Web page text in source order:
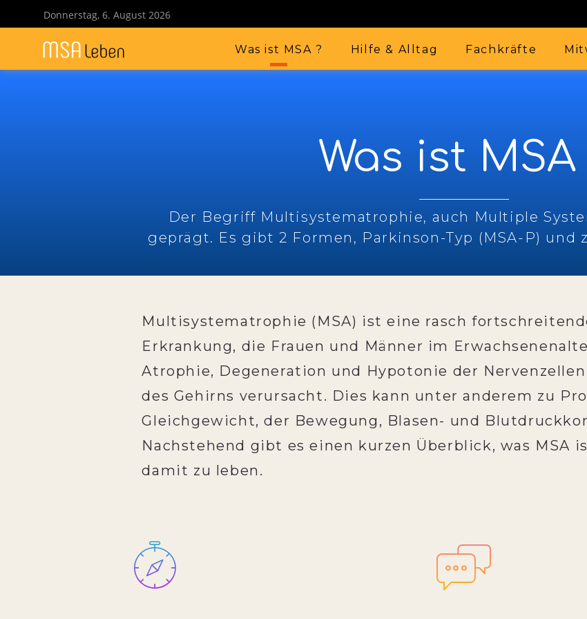
Donnerstag, 6. August 2026
Was ist MSA ? Hilfe & Alltag Fachkräfte
Was ist MSA
Der Begriff Multisystematrophie, auch Multiple
geprägt. Es gibt 2 Formen, Parkinson-Typ (MSA-P) und
Multisystematrophie (MSA) ist eine rasch
Erkrankung, die Frauen und Männer im
Atrophie, Degeneration und Hypotonie der
des Gehirns verursacht. Dies kann unter anderem zu
Gleichgewicht, der Bewegung, Blasen- und
Nachstehend gibt es einen kurzen Überblick, was MSA
damit zu leben.